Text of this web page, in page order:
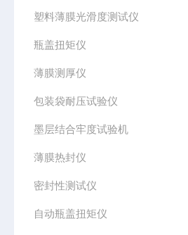
塑料薄膜光滑度测试仪
瓶盖扭矩仪
薄膜测厚仪
包装袋耐压试验仪
墨层结合牢度试验机
薄膜热封仪
密封性测试仪
自动瓶盖扭矩仪